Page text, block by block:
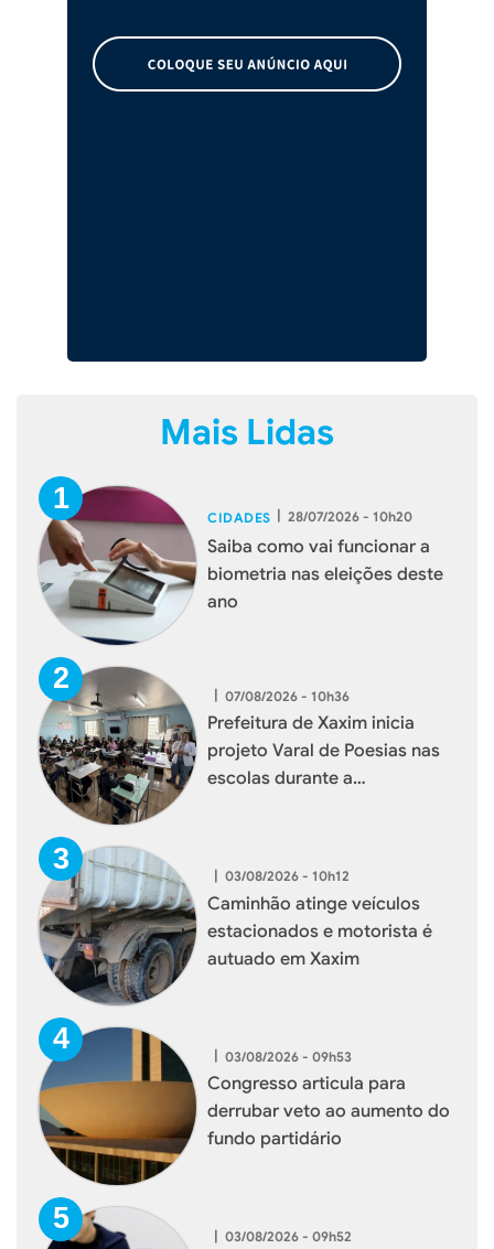
Mais Lidas
CIDADES | 28/07/2026 - 10h20
Saiba como vai funcionar a
biometria nas eleições deste
ano
07/08/2026 - 10h36
Prefeitura de Xaxim inicia
projeto Varal de Poesias nas
escolas durante a
| 03/08/2026 - 10h12
Caminhão atinge veículos
estacionados e motorista é
autuado em Xaxim
| 03/08/2026 - 09h53
Congresso articula para
derrubar veto ao aumento do
fundo partidário
| 03/08/2026 - 09h52